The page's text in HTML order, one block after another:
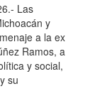
Las
y
a la ex
Ramos, a
y social,
su